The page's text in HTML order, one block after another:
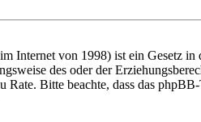
Internet von 1998) ist ein Gesetz in
des oder der
Bitte beachte, dass das